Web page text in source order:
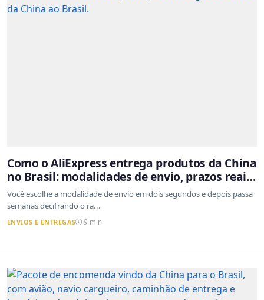
Como o AliExpress entrega produtos da China
no Brasil: modalidades de envio, prazos reais
e o que a Cainiao tem a ver com isso
Você escolhe a modalidade de envio em dois segundos e depois passa
semanas decifrando o ra...
ENVIOS E ENTREGAS 9 min